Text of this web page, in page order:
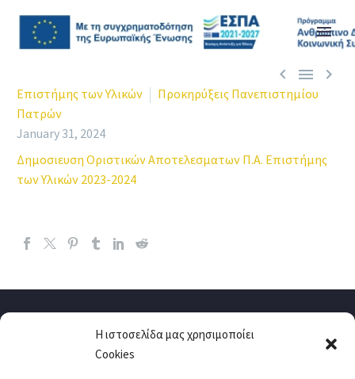
Η ιστοσελίδα μας χρησιμοποίει
Cookies
  
Επιστήμης των Υλικών
Προκηρύξεις Πανεπιστημίου
Πατρών
January 31, 2024
Δημοσιευση Οριστικών Αποτελεσματων Π.Α. Επιστήμης
των Υλικών 2023-2024